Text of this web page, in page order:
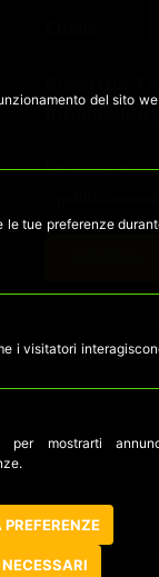
Un’analisi
e
GLASS
CONTINUA
del sito
le tue preferenze
i visitatori
per mostrarti